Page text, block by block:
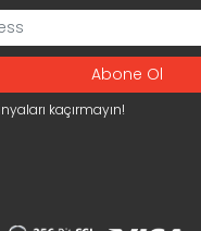
kaçırmayın!